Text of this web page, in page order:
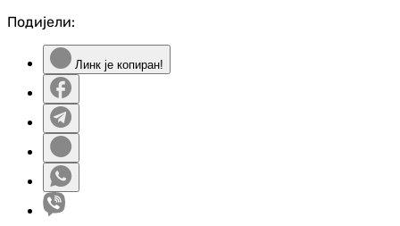
Подијели:
Линк је копиран!